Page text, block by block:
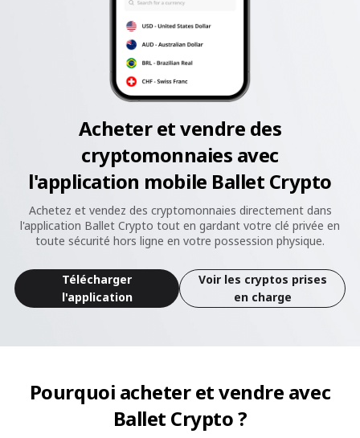
Acheter et vendre des
cryptomonnaies avec
l'application mobile Ballet Crypto
Achetez et vendez des cryptomonnaies directement dans
l'application Ballet Crypto tout en gardant votre clé privée en
toute sécurité hors ligne en votre possession physique.
Télécharger
l'application
Voir les cryptos prises
en charge
Pourquoi acheter et vendre avec
Ballet Crypto ?